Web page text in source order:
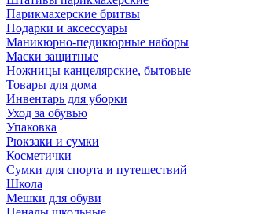
Парикмахерские бритвы
Подарки и аксессуары
Маникюрно-педикюрные наборы
Маски защитные
Ножницы канцелярские, бытовые
Товары для дома
Инвентарь для уборки
Уход за обувью
Упаковка
Рюкзаки и сумки
Косметички
Сумки для спорта и путешествий
Школа
Мешки для обуви